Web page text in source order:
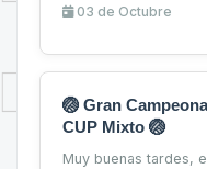
03 de Octubre
🏐 Gran
CUP Mixto 🏐
Muy buenas tardes,